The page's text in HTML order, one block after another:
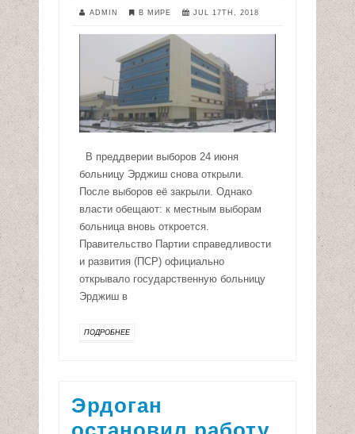
ADMIN В МИРЕ JUL 17TH, 2018
В преддверии выборов 24 июня
больницу Эрджиш снова открыли.
После выборов её закрыли. Однако
власти обещают: к местным выборам
больница вновь откроется.
Правительство Партии справедливости
и развития (ПСР) официально
открывало государственную больницу
Эрджиш в
ПОДРОБНЕЕ
Эрдоган